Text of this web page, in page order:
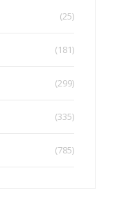
(25)
(181)
(299)
(335)
(785)